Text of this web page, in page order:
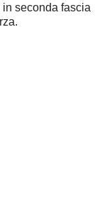
seconda fascia